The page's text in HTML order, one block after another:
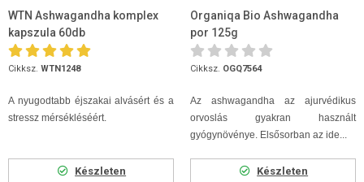
WTN Ashwagandha komplex
kapszula 60db
Cikksz. WTN1248
A nyugodtabb éjszakai alvásért és a
stressz mérsékléséért.
Készleten
Organiqa Bio Ashwagandha
por 125g
Cikksz. OGQ7564
Az ashwagandha az ajurvédikus
orvoslás gyakran használt
gyógynövénye. Elsősorban az ide...
Készleten